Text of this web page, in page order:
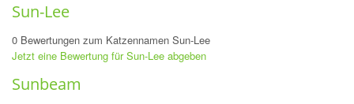
Sun-Lee
0 Bewertungen zum Katzennamen Sun-Lee
Jetzt eine Bewertung für Sun-Lee abgeben
Sunbeam